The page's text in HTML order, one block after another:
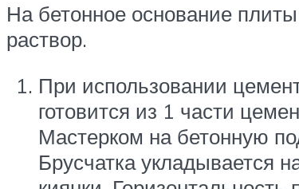
На бетонное основание
раствор.
При использовании
готовится из 1 части
Мастерком на бетонную
Брусчатка укладывается